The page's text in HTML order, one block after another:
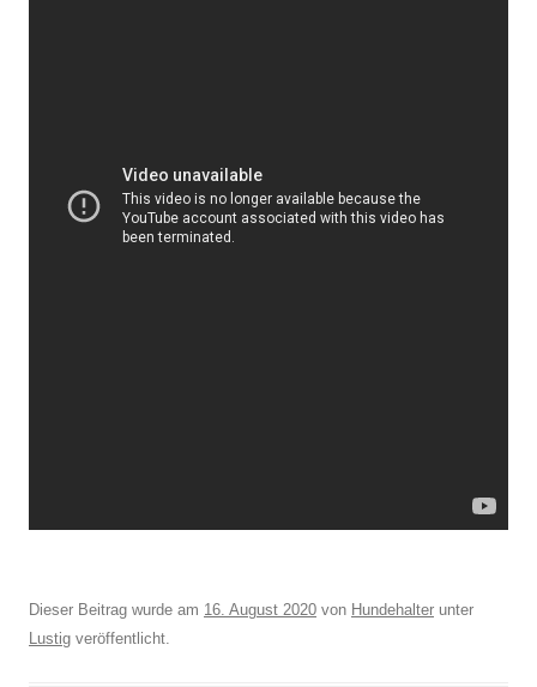
Dieser Beitrag wurde am 16. August 2020 von Hundehalter unter
Lustig veröffentlicht.